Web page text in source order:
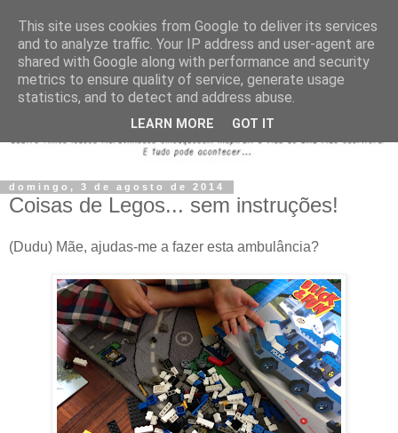
domingo, 3 de agosto de 2014
Coisas de Legos... sem instruções!
(Dudu) Mãe, ajudas-me a fazer esta ambulância?
This site uses cookies from Google to deliver its services
and to analyze traffic. Your IP address and user-agent are
shared with Google along with performance and security
metrics to ensure quality of service, generate usage
statistics, and to detect and address abuse.
LEARN MORE GOT IT